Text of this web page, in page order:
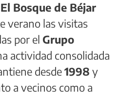
Bosque de Béjar
verano las visitas
por el Grupo
actividad consolidada
desde1998 y
a vecinos como a